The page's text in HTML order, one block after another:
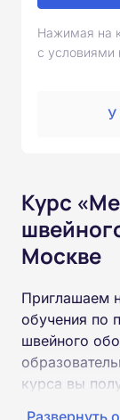
Нажимая на
с условиями
У
Курс
Москве
Приглашаем
обучения по
швейного
курса вы
Развернуть